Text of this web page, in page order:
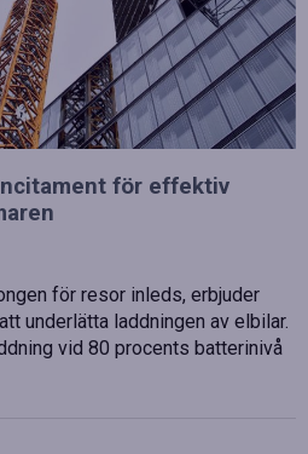
för effektiv
för resor inleds, erbjuder
underlätta laddningen av elbilar.
vid 80 procents batterinivå